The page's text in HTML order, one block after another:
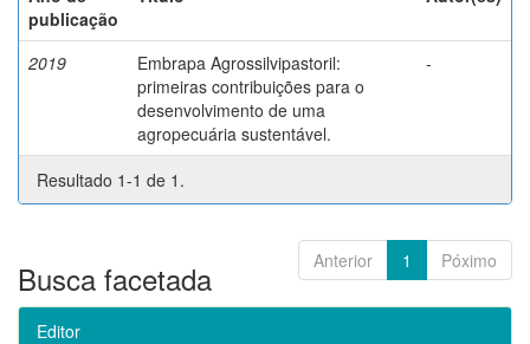
publicação
2019
Embrapa Agrossilvipastoril:
primeiras contribuições para o
desenvolvimento de uma
agropecuária sustentável.
-
Resultado 1-1 de 1.
Anterior 1 Póximo
Busca facetada
Editor